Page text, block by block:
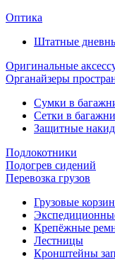
Оптика
Штатные
Оригинальные
Органайзеры
Сумки в
Сетки в
Защитные
Подлокотники
Подогрев сидений
Перевозка грузов
Грузовые
Крепёжные
Лестницы
Кронштейны